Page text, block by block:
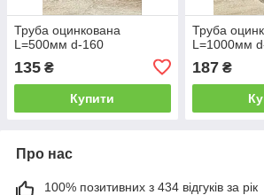
Труба оцинкована
L=500мм d-160
135 ₴
Купити
Труба
L=1000мм
187₴
Про нас
100% позитивних з 434 відгуків за рік